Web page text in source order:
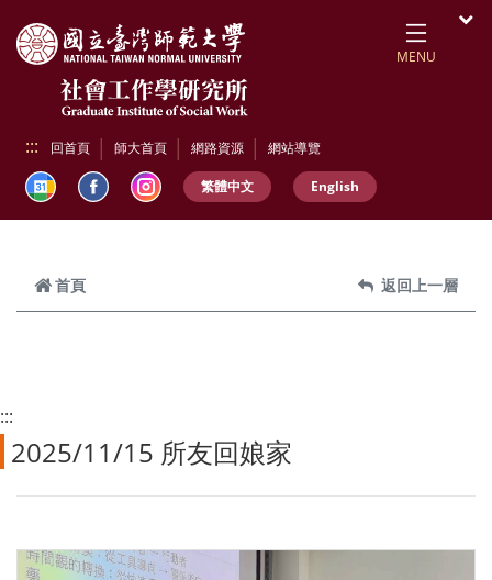
MENU
::: 回首頁 師大首頁 網路資源 網站導覽
繁體中文 English
首頁 返回上一層
:::
2025/11/15 所友回娘家